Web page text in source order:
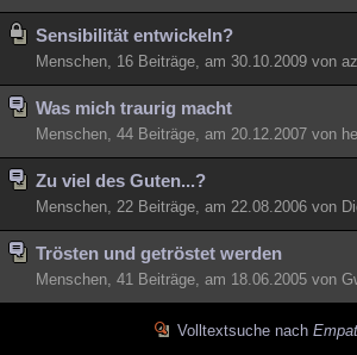
Sensibilität entwickeln?
Menschen, 16 Beiträge, am 30.10.2009 von
Was mich traurig macht
Menschen, 44 Beiträge, am 20.12.2007 von
Zu viel des Guten...?
Menschen, 22 Beiträge, am 22.08.2006 von
Trösten und getröstet werden
Menschen, 41 Beiträge, am 18.06.2005 von
Volltextsuche nach